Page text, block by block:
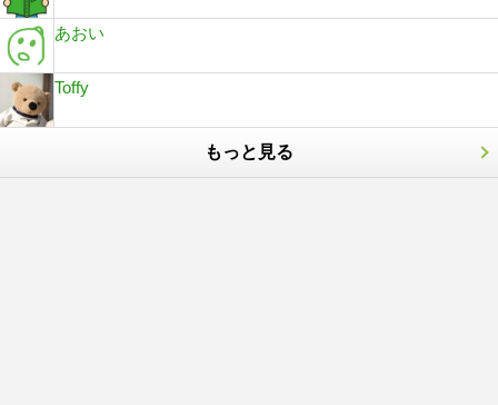
あおい
Toffy
もっと見る